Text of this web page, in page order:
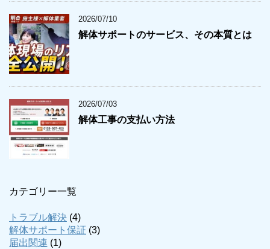
2026/07/10
解体サポートのサービス、その本質とは
2026/07/03
解体工事の支払い方法
カテゴリー一覧
トラブル解決 (4)
解体サポート保証 (3)
届出関連 (1)